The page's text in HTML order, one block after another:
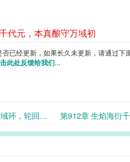
代元，本真酿守万域初
否已经更新，如果长久未更新，请通过下
此处反馈给我们...
环，轮回酿
第912章 生焰海衍
续万域衍